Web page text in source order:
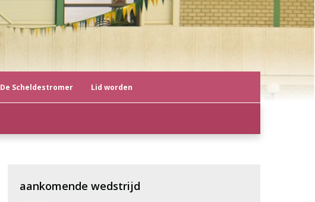
De Scheldestromer Lid worden
aankomende wedstrijd